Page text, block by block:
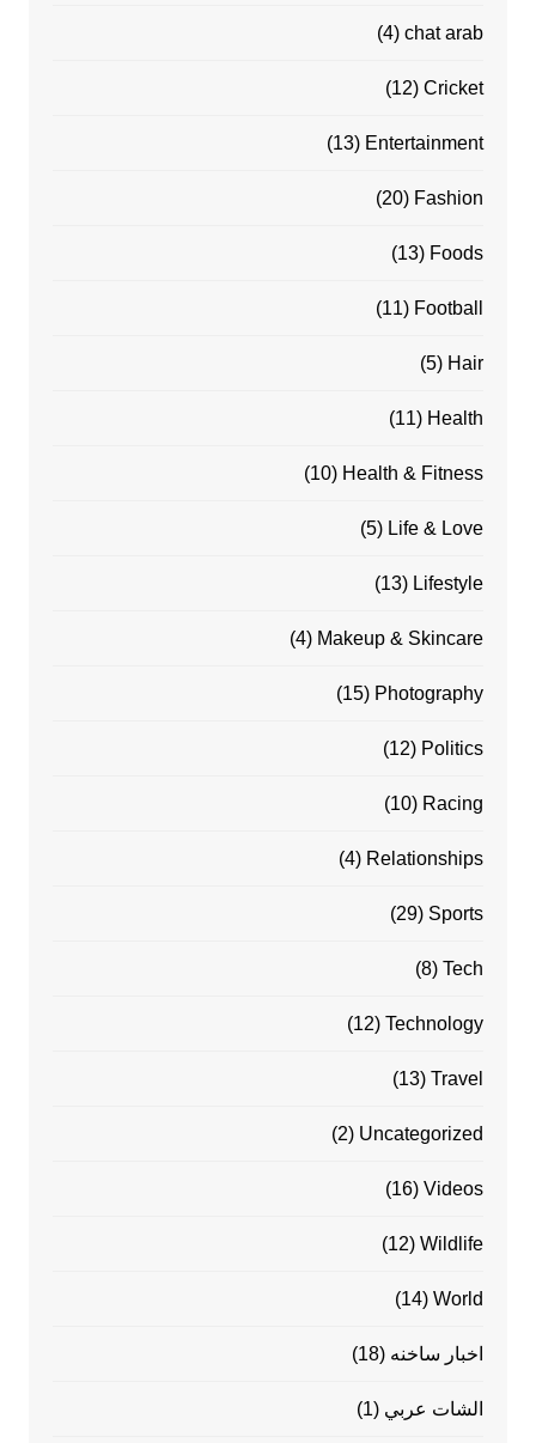
chat arab
(4)
Cricket
(12)
Entertainment
(13)
Fashion
(20)
Foods
(13)
Football
(11)
Hair
(5)
Health
(11)
Health & Fitness
(10)
Life & Love
(5)
Lifestyle
(13)
Makeup & Skincare
(4)
Photography
(15)
Politics
(12)
Racing
(10)
Relationships
(4)
Sports
(29)
Tech
(8)
Technology
(12)
Travel
(13)
Uncategorized
(2)
Videos
(16)
Wildlife
(12)
World
(14)
اخبار ساخنه (18)
الشات عربي (1)